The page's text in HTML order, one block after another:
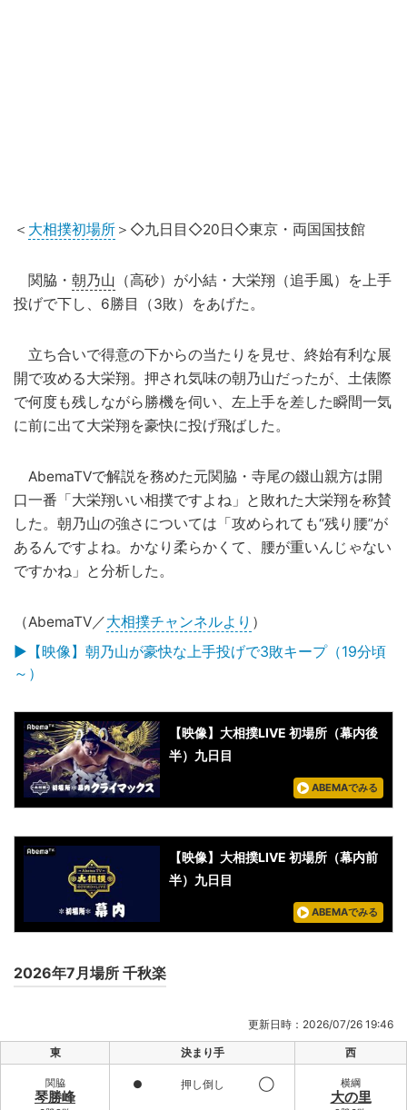
＜ 大相撲初場所 ＞◇九日目◇20日◇東京・両国国技館
関脇・ 朝乃山 （高砂）が小結・大栄翔（追手風）を上手
投げで下し、6勝目（3敗）をあげた。
立ち合いで得意の下からの当たりを見せ、終始有利な展
開で攻める大栄翔。押され気味の朝乃山だったが、土俵際
で何度も残しながら勝機を伺い、左上手を差した瞬間一気
に前に出て大栄翔を豪快に投げ飛ばした。
AbemaTVで解説を務めた元関脇・寺尾の錣山親方は開
口一番「大栄翔いい相撲ですよね」と敗れた大栄翔を称賛
した。朝乃山の強さについては「攻められても“残り腰”が
あるんですよね。かなり柔らかくて、腰が重いんじゃない
ですかね」と分析した。
（AbemaTV／大相撲チャンネルより ）
▶【映像】朝乃山が豪快な上手投げで3敗キープ（19分頃
～）
【映像】大相撲LIVE 初場所（幕内後
半）九日目
ABEMAでみる
【映像】大相撲LIVE 初場所（幕内前
半）九日目
ABEMAでみる
2026年7月場所 千秋楽
更新日時：2026/07/26 19:46
東 決まり手 西
関脇
琴勝峰
● 押し倒し ◯ 横綱
大の里